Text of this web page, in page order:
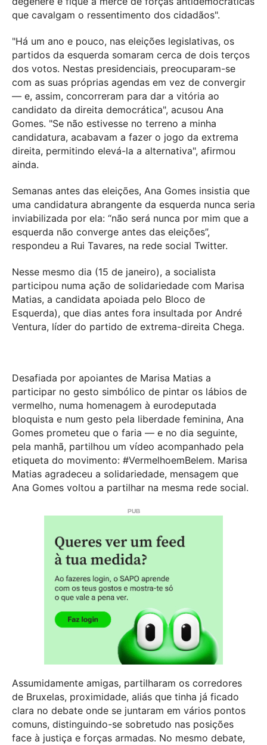
que cavalgam o ressentimento dos cidadãos".
"Há um ano e pouco, nas eleições legislativas, os
partidos da esquerda somaram cerca de dois terços
dos votos. Nestas presidenciais, preocuparam-se
com as suas próprias agendas em vez de convergir
— e, assim, concorreram para dar a vitória ao
candidato da direita democrática", acusou Ana
Gomes. "Se não estivesse no terreno a minha
candidatura, acabavam a fazer o jogo da extrema
direita, permitindo elevá-la a alternativa", afirmou
ainda.
Semanas antes das eleições, Ana Gomes insistia que
uma candidatura abrangente da esquerda nunca seria
inviabilizada por ela: “não será nunca por mim que a
esquerda não converge antes das eleições”,
respondeu a Rui Tavares, na rede social Twitter.
Nesse mesmo dia (15 de janeiro), a socialista
participou numa ação de solidariedade com Marisa
Matias, a candidata apoiada pelo Bloco de
Esquerda), que dias antes fora insultada por André
Ventura, líder do partido de extrema-direita Chega.
Desafiada por apoiantes de Marisa Matias a
participar no gesto simbólico de pintar os lábios de
vermelho, numa homenagem à eurodeputada
bloquista e num gesto pela liberdade feminina, Ana
Gomes prometeu que o faria — e no dia seguinte,
pela manhã, partilhou um vídeo acompanhado pela
etiqueta do movimento: #VermelhoemBelem. Marisa
Matias agradeceu a solidariedade, mensagem que
Ana Gomes voltou a partilhar na mesma rede social.
Assumidamente amigas, partilharam os corredores
de Bruxelas, proximidade, aliás que tinha já ficado
clara no debate onde se juntaram em vários pontos
comuns, distinguindo-se sobretudo nas posições
face à justiça e forças armadas. No mesmo debate,